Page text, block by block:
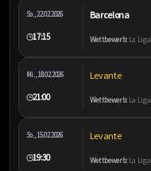
So., 22.02.2026
🕒17:15
Barcelona
Wettbewerb:La Liga
Mi., 18.02.2026
🕒21:00
Levante
Wettbewerb:La Liga
So., 15.02.2026
🕒19:30
Levante
Wettbewerb:La Liga